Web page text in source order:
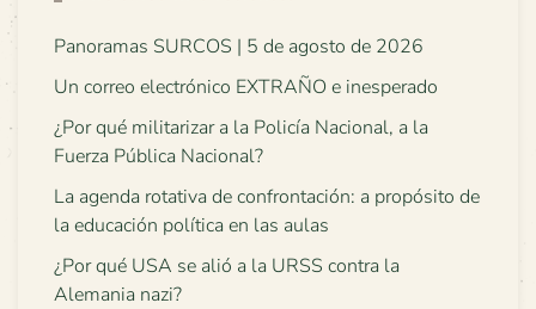
Panoramas SURCOS | 5 de agosto de 2026
Un correo electrónico EXTRAÑO e inesperado
¿Por qué militarizar a la Policía Nacional, a la
Fuerza Pública Nacional?
La agenda rotativa de confrontación: a propósito de
la educación política en las aulas
¿Por qué USA se alió a la URSS contra la
Alemania nazi?